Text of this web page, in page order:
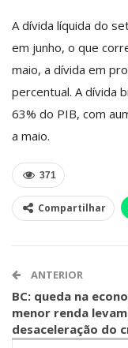
A dívida líquida do
em junho, o que
maio, a dívida em
percentual. A dívida
63% do PIB, com
a maio.
371
Compartilhar
ANTERIOR
BC: queda na
menor renda
desaceleração do